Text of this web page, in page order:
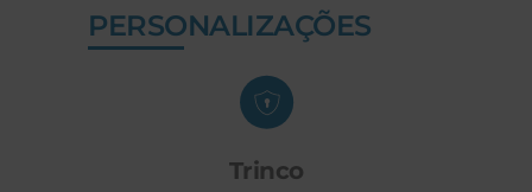
PERSONALIZAÇÕES
Trinco